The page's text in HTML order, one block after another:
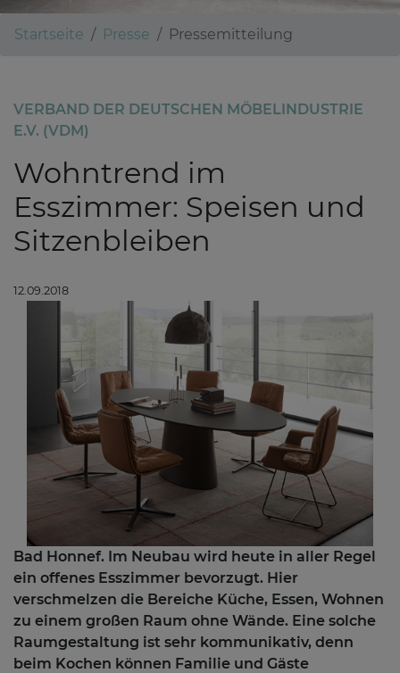
Startseite Presse Pressemitteilung
VERBAND DER DEUTSCHEN MÖBELINDUSTRIE
E.V. (VDM)
Wohntrend im
Esszimmer: Speisen und
Sitzenbleiben
12.09.2018
Bad Honnef. Im Neubau wird heute in aller Regel
ein offenes Esszimmer bevorzugt. Hier
verschmelzen die Bereiche Küche, Essen, Wohnen
zu einem großen Raum ohne Wände. Eine solche
Raumgestaltung ist sehr kommunikativ, denn
beim Kochen können Familie und Gäste